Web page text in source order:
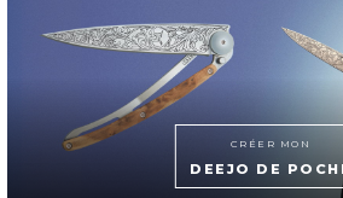
CRÉER MON
DEEJO DE